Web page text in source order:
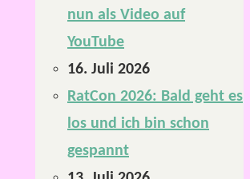
nun als Video auf
YouTube
16. Juli 2026
RatCon 2026: Bald geht es
los und ich bin schon
gespannt